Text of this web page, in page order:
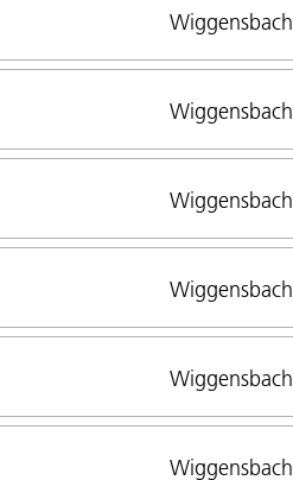
Wiggensbach
Wiggensbach
Wiggensbach
Wiggensbach
Wiggensbach
Wiggensbach